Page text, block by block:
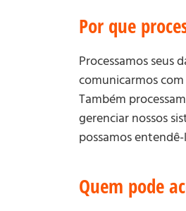
Por que
Processamos seus
comunicarmos
Também
gerenciar nossos
possamos
Quem pode